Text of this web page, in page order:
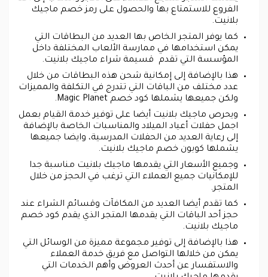
الفروع للاستمتاع بها والحصول على رمز خصم ماجيك
بلانيت.
كما يوفر المتجر الخاص بها العديد من البطاقات التي
يمكن استخدامها في ممارسة الألعاب المختلفة داخل
المؤسسة التي تقدم قسيمة شراء ماجيك بلانيت.
هذا بالإضافة إلى إمكانية شحن هذه البطاقات من خلال
عدد مختلف من الباقات التي تتدرج في التكلفة والمميزات
ولكن جميعها يشملها كود خصم Magic Planet.
ويحرص ماجيك بلانيت أيضا على توفير خدمة القيام بعمل
اجمل حفلات أعياد الميلاد والمناسبات الخاصة بالإضافة
إلى رعاية العديد من الحفلات المدرسية، وايضا جميعها
يشملها كوبون خصم ماجيك بلانيت.
وجميع الأسعار التي يقدمها ماجيك بلانيت مناسبة جدا
للإمكانيات جميع العملاء التي ترغب في الحجز من خلال
المتجر.
كما تقدم أيضا العديد من المكافآت وقسائم الشراء عند
حجز أحد الباقات التي يقدمها المتجر الذي يقدم كود خصم
ماجيك بلانيت.
هذا بالإضافة إلى توفير مجموعة مميزة من الوسائل التي
يمكن من خلالها التواصل مع فريق خدمة العملاء
والاستفسار عن أحدث العروض وأهم الخدمات التي